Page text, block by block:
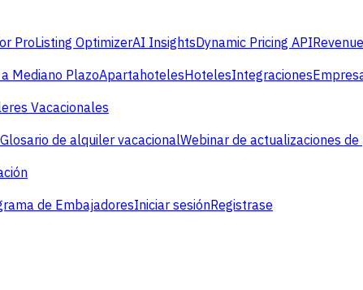
ProListing OptimizerAI InsightsDynamic Pricing API
Mediano PlazoApartahotelesHotelesIntegraciones
Vacacionales
Glosario de alquiler vacacionalWebinar de actualizaciones
de EmbajadoresIniciar sesiónRegistrase